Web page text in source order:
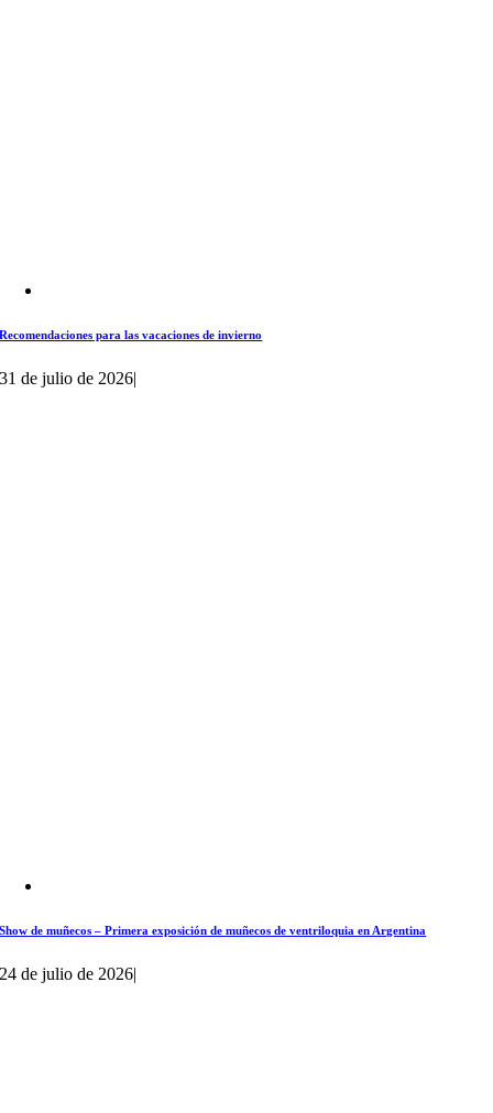
Recomendaciones para las vacaciones de invierno
31 de julio de 2026|
Show de muñecos – Primera exposición de muñecos de ventriloquia en Argentina
24 de julio de 2026|